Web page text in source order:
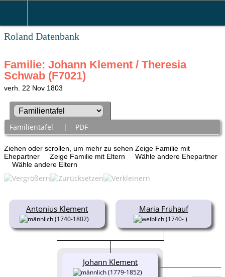
Roland Datenbank
Familie: Johann Klement / Theresia
Schwab (F7021)
verh. 22 Nov 1803
Familientafel | PDF
Ziehen oder scrollen, um mehr zu sehen Zeige Familie mit
Ehepartner
Zeige Familie mit Eltern
Wähle andere Ehepartner
Wähle andere Eltern
Antonius Klement
(1740-1802)
Maria Frühauf
(1740- )
Johann Klement
(1779-1852)